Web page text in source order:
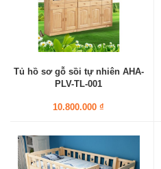
Tủ hồ sơ gỗ sồi tự nhiên AHA-
PLV-TL-001
10.800.000 ₫